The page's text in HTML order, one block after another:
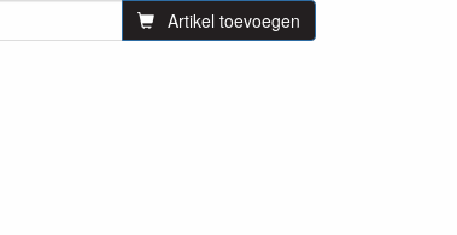
Artikel toevoegen